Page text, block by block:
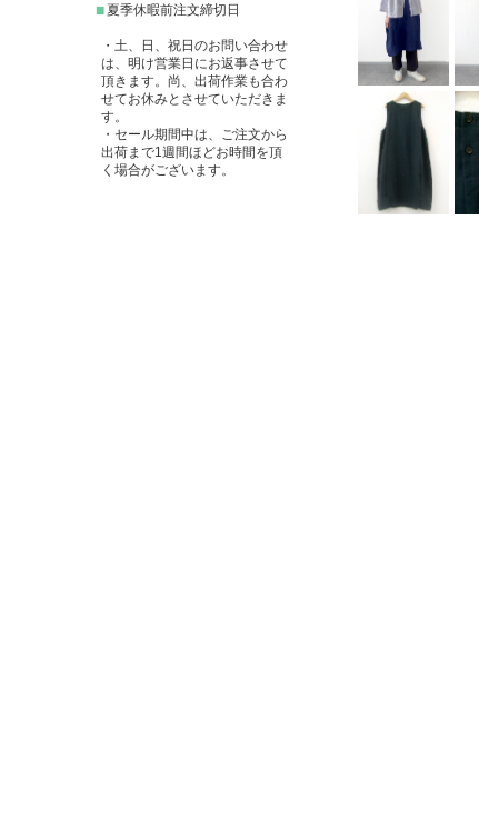
■ 夏季休暇前注文締切日
・土、日、祝日のお問い合わせ
は、明け営業日にお返事させて
頂きます。尚、出荷作業も合わ
せてお休みとさせていただきま
す。
・セール期間中は、ご注文から
出荷まで1週間ほどお時間を頂
く場合がございます。